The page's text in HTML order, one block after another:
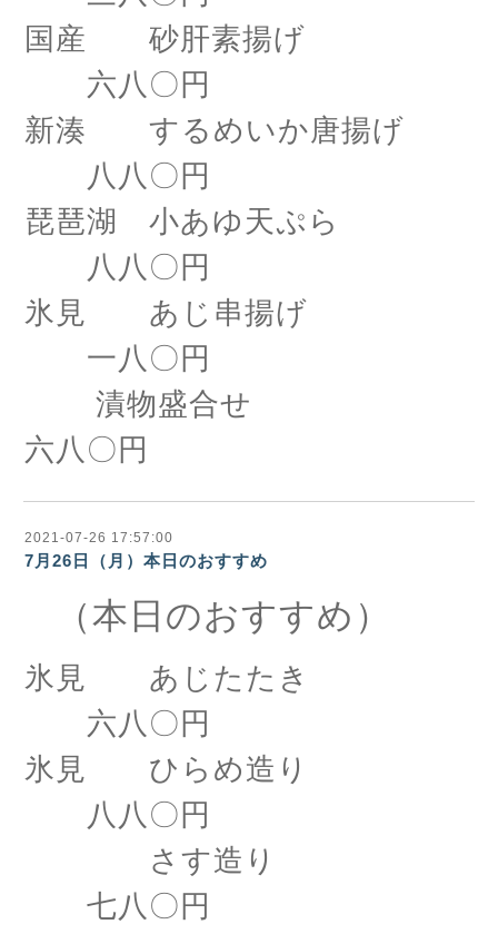
国産 砂肝素揚げ
六八〇円
新湊 するめいか唐揚げ
八八〇円
琵琶湖 小あゆ天ぷら
八八〇円
氷見 あじ串揚げ
一八〇円
漬物盛合せ
六八〇円
2021-07-26 17:57:00
7月26日（月）本日のおすすめ
（本日のおすすめ）
氷見 あじたたき
六八〇円
氷見 ひらめ造り
八八〇円
さす造り
七八〇円